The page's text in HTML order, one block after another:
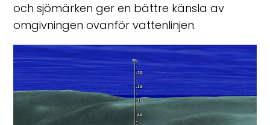
och sjömärken ger en bättre känsla av
omgivningen ovanför vattenlinjen.